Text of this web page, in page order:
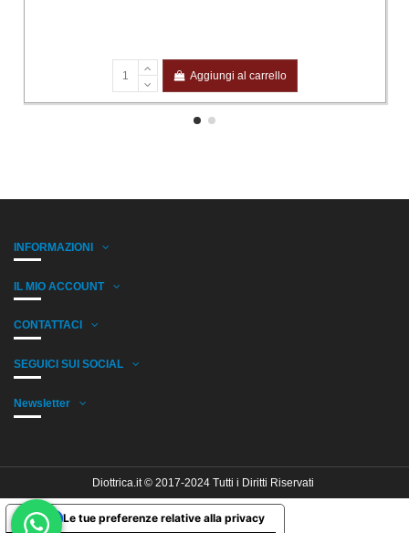
Aggiungi al carrello
INFORMAZIONI
IL MIO ACCOUNT
CONTATTACI
SEGUICI SUI SOCIAL
Newsletter
Diottrica.it © 2017-2024 Tutti i Diritti Riservati
Le tue preferenze relative alla privacy